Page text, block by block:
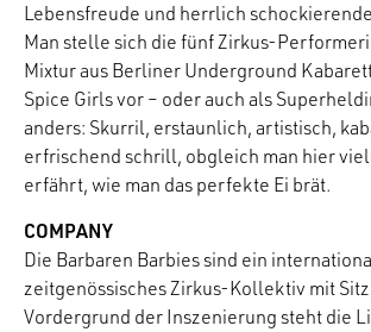
Lebensfreude und herrlich
Man stelle sich die fünf Zirkus-
Mixtur aus Berliner Underground
Spice Girls vor – oder auch als
anders: Skurril, erstaunlich, artistisch,
erfrischend schrill, obgleich man hier
erfährt, wie man das perfekte Ei brät.
COMPANY
Die Barbaren Barbies sind ein
zeitgenössisches Zirkus-Kollektiv mit
Vordergrund der Inszenierung steht die